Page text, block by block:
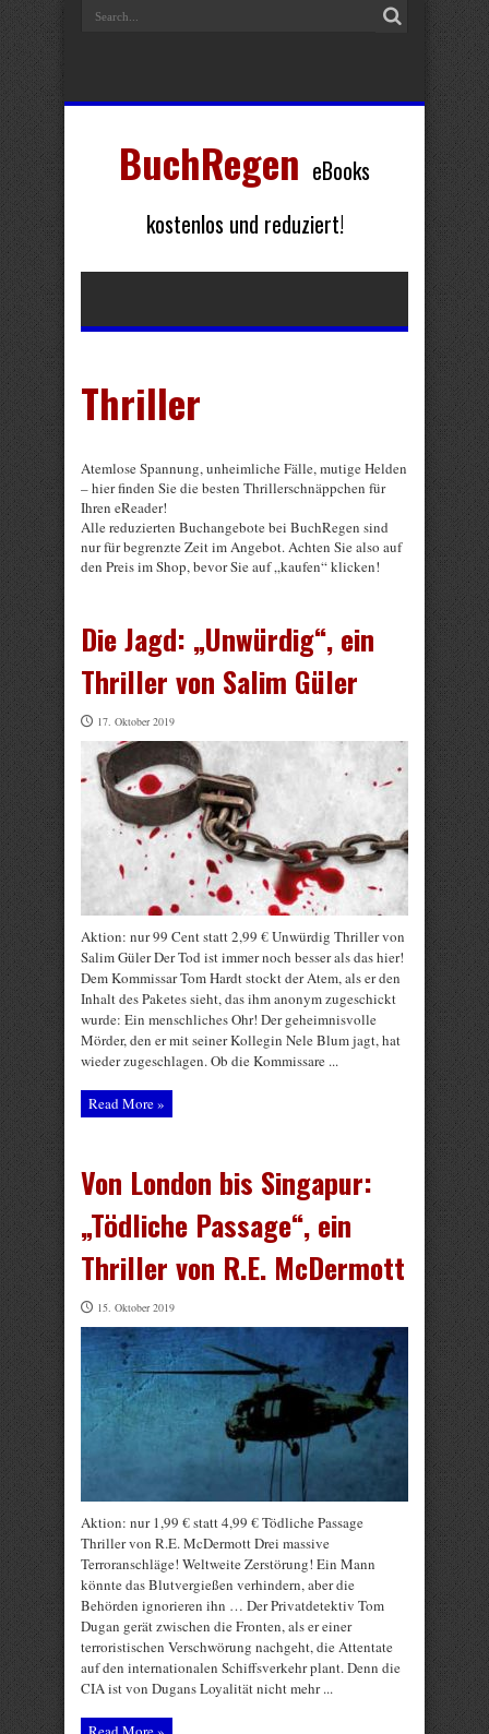
BuchRegen eBooks
kostenlos und reduziert!
Thriller
Atemlose Spannung, unheimliche Fälle, mutige Helden
– hier finden Sie die besten Thrillerschnäppchen für
Ihren eReader!
Alle reduzierten Buchangebote bei BuchRegen sind
nur für begrenzte Zeit im Angebot. Achten Sie also auf
den Preis im Shop, bevor Sie auf „kaufen“ klicken!
Die Jagd: „Unwürdig“, ein
Thriller von Salim Güler
17. Oktober 2019
Aktion: nur 99 Cent statt 2,99 € Unwürdig Thriller von
Salim Güler Der Tod ist immer noch besser als das hier!
Dem Kommissar Tom Hardt stockt der Atem, als er den
Inhalt des Paketes sieht, das ihm anonym zugeschickt
wurde: Ein menschliches Ohr! Der geheimnisvolle
Mörder, den er mit seiner Kollegin Nele Blum jagt, hat
wieder zugeschlagen. Ob die Kommissare ...
Read More »
Von London bis Singapur:
„Tödliche Passage“, ein
Thriller von R.E. McDermott
15. Oktober 2019
Aktion: nur 1,99 € statt 4,99 € Tödliche Passage
Thriller von R.E. McDermott Drei massive
Terroranschläge! Weltweite Zerstörung! Ein Mann
könnte das Blutvergießen verhindern, aber die
Behörden ignorieren ihn … Der Privatdetektiv Tom
Dugan gerät zwischen die Fronten, als er einer
terroristischen Verschwörung nachgeht, die Attentate
auf den internationalen Schiffsverkehr plant. Denn die
CIA ist von Dugans Loyalität nicht mehr ...